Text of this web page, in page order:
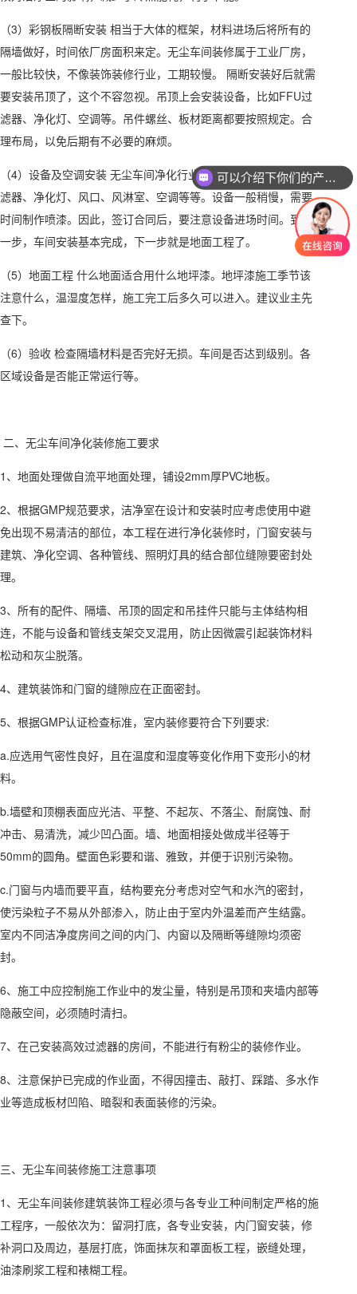
（3）彩钢板隔断安装 相当于大体的框架，材料进场后将所有的
隔墙做好，时间依厂房面积来定。无尘车间装修属于工业厂房，
一般比较快，不像装饰装修行业，工期较慢。 隔断安装好后就需
要安装吊顶了，这个不容忽视。吊顶上会安装设备，比如FFU过
滤器、净化灯、空调等。吊件螺丝、板材距离都要按照规定。合
理布局，以免后期有不必要的麻烦。
（4）设备及空调安装 无尘车间净化行业主要设备包含：FFU过
滤器、净化灯、风口、风淋室、空调等等。设备一般稍慢，需要
时间制作喷漆。因此，签订合同后，要注意设备进场时间。到这
一步，车间安装基本完成，下一步就是地面工程了。
（5）地面工程 什么地面适合用什么地坪漆。地坪漆施工季节该
注意什么，温湿度怎样，施工完工后多久可以进入。建议业主先
查下。
（6）验收 检查隔墙材料是否完好无损。车间是否达到级别。各
区域设备是否能正常运行等。
二、无尘车间净化装修施工要求
1、地面处理做自流平地面处理，铺设2mm厚PVC地板。
2、根据GMP规范要求，洁净室在设计和安装时应考虑使用中避
免出现不易清洁的部位，本工程在进行净化装修时，门窗安装与
建筑、净化空调、各种管线、照明灯具的结合部位缝隙要密封处
理。
3、所有的配件、隔墙、吊顶的固定和吊挂件只能与主体结构相
连，不能与设备和管线支架交叉混用，防止因微震引起装饰材料
松动和灰尘脱落。
4、建筑装饰和门窗的缝隙应在正面密封。
5、根据GMP认证检查标准，室内装修要符合下列要求:
a.应选用气密性良好，且在温度和湿度等变化作用下变形小的材
料。
b.墙壁和顶棚表面应光洁、平整、不起灰、不落尘、耐腐蚀、耐
冲击、易清洗，减少凹凸面。墙、地面相接处做成半径等于
50mm的圆角。壁面色彩要和谐、雅致，并便于识别污染物。
c.门窗与内墙而要平直，结构要充分考虑对空气和水汽的密封，
使污染粒子不易从外部渗入，防止由于室内外温差而产生结露。
室内不同洁净度房间之间的内门、内窗以及隔断等缝隙均须密
封。
6、施工中应控制施工作业中的发尘量，特别是吊顶和夹墙内部等
隐蔽空间，必须随时清扫。
7、在己安装高效过滤器的房间，不能进行有粉尘的装修作业。
8、注意保护已完成的作业面，不得因撞击、敲打、踩踏、多水作
业等造成板材凹陷、暗裂和表面装修的污染。
三、无尘车间装修施工注意事项
1、无尘车间装修建筑装饰工程必须与各专业工种间制定严格的施
工程序，一般依次为：留洞打底，各专业安装，内门窗安装，修
补洞口及周边，基层打底，饰面抹灰和罩面板工程，嵌缝处理，
油漆刷浆工程和裱糊工程。
可以介绍下你们的产品么